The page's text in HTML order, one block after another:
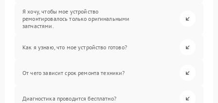
Я хочу, чтобы мое устройство
ремонтировалось только оригинальными
запчастями.
Как я узнаю, что мое устройство готово?
От чего зависит срок ремонта техники?
Диагностика проводится бесплатно?